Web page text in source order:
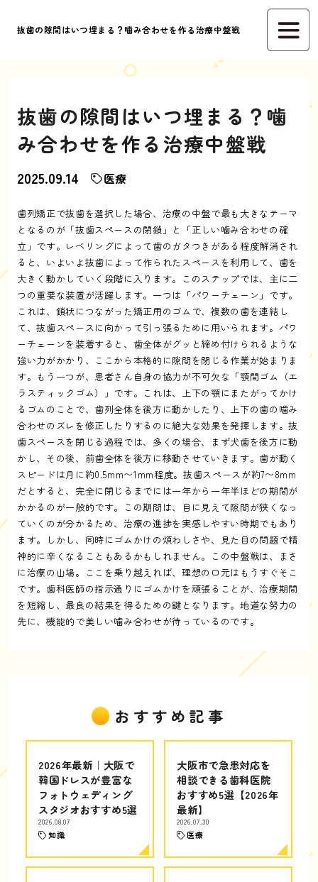
抜歯の隙間はいつ埋まる？噛み合わせを作る治療中盤戦
抜歯の隙間はいつ埋まる？噛
み合わせを作る治療中盤戦
2025.09.14 医療
歯列矯正で抜歯を選択した場合、治療の中盤で最も大きなテーマ
となるのが「抜歯スペースの閉鎖」と「正しい噛み合わせの確
立」です。レベリングによって歯のガタつきがある程度解消され
ると、いよいよ抜歯によって作られたスペースを利用して、歯を
大きく動かしていく段階に入ります。このステップでは、主に二
つの重要な装置が活躍します。一つは「パワーチェーン」です。
これは、鎖状につながった矯正用のゴムで、複数の歯を連結し
て、抜歯スペースに向かって引っ張るために用いられます。パワ
ーチェーンを装着すると、歯全体がグッと締め付けられるような
強い力がかかり、ここから本格的に隙間を閉じる作業が始まりま
す。もう一つが、患者さん自身の協力が不可欠な「顎間ゴム（エ
ラスティックゴム）」です。これは、上下の顎にまたがってかけ
るゴムのことで、歯列全体を後方に動かしたり、上下の歯の噛み
合わせのズレを修正したりするのに絶大な効果を発揮します。抜
歯スペースを閉じる過程では、多くの場合、まず犬歯を後方に動
かし、その後、前歯全体を後方に移動させていきます。歯が動く
スピードは月に約0.5mm〜1mm程度。抜歯スペースが約7〜8mm
だとすると、完全に閉じるまでには一年から一年半ほどの期間が
かかるのが一般的です。この期間は、目に見えて隙間が狭くなっ
ていくのが分かるため、治療の進捗を実感しやすい時期でもあり
ます。しかし、同時にゴムかけの煩わしさや、見た目の問題で精
神的に辛くなることもあるかもしれません。この中盤戦は、まさ
に治療の山場。ここを乗り越えれば、理想の口元はもうすぐそこ
です。歯科医師の指示通りにゴムかけを頑張ることが、治療期間
を短縮し、最良の結果を得るための鍵となります。地道な努力の
先に、機能的で美しい噛み合わせが待っているのです。
おすすめ記事
2026年最新｜大阪で
韓国ドレスが豊富な
フォトウェディング
スタジオおすすめ5選
2026.08.07
知識
大阪市で急患対応を
相談できる歯科医院
おすすめ5選【2026年
最新】
2026.07.30
医療